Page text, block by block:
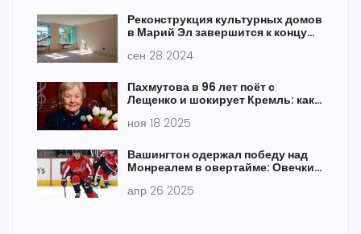
Реконструкция культурных домов
в Марий Эл завершится к концу
сен 28 2024
Пахмутова в 96 лет поёт с
Лещенко и шокирует Кремль: как
Грамми
ноя 18 2025
Вашингтон одержал победу над
Монреалем в овертайме: Овечкин
игре плей-офф
апр 26 2025